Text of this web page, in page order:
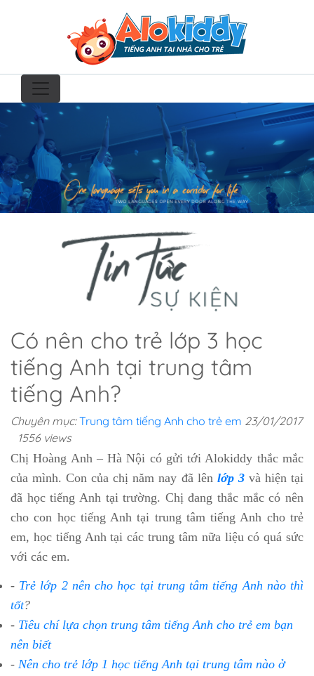
Có nên cho trẻ lớp 3 học
tiếng Anh tại trung tâm
tiếng Anh?
Chuyên mục:Trung tâm tiếng Anh cho trẻ em 23/01/2017
1556 views
Chị Hoàng Anh – Hà Nội có gửi tới Alokiddy thắc mắc
của mình. Con của chị năm nay đã lên lớp 3và hiện tại
đã học tiếng Anh tại trường. Chị đang thắc mắc có nên
cho con học tiếng Anh tại trung tâm tiếng Anh cho trẻ
em, học tiếng Anh tại các trung tâm nữa liệu có quá sức
với các em.
- Trẻ lớp 2 nên cho học tại trung tâm tiếng Anh nào thì
tốt?
- Tiêu chí lựa chọn trung tâm tiếng Anh cho trẻ em bạn
nên biết
- Nên cho trẻ lớp 1 học tiếng Anh tại trung tâm nào ở